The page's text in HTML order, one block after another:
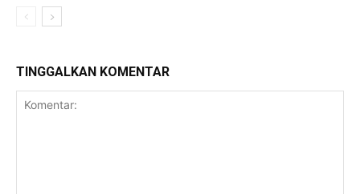
TINGGALKAN KOMENTAR